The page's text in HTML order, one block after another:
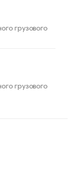
Как живет глава
грузового
грузового